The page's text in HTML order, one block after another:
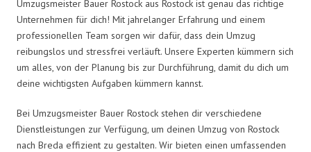
Umzugsmeister Bauer Rostock aus Rostock ist genau das richtige
Unternehmen für dich! Mit jahrelanger Erfahrung und einem
professionellen Team sorgen wir dafür, dass dein Umzug
reibungslos und stressfrei verläuft. Unsere Experten kümmern sich
um alles, von der Planung bis zur Durchführung, damit du dich um
deine wichtigsten Aufgaben kümmern kannst.
Bei Umzugsmeister Bauer Rostock stehen dir verschiedene
Dienstleistungen zur Verfügung, um deinen Umzug von Rostock
nach Breda effizient zu gestalten. Wir bieten einen umfassenden